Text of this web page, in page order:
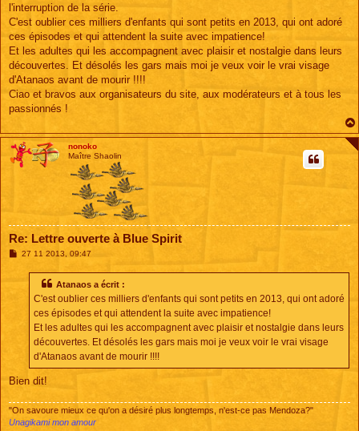
l'interruption de la série.
C'est oublier ces milliers d'enfants qui sont petits en 2013, qui ont adoré
ces épisodes et qui attendent la suite avec impatience!
Et les adultes qui les accompagnent avec plaisir et nostalgie dans leurs
découvertes. Et désolés les gars mais moi je veux voir le vrai visage
d'Atanaos avant de mourir !!!!
Ciao et bravos aux organisateurs du site, aux modérateurs et à tous les
passionnés !
nonoko
Maître Shaolin
Re: Lettre ouverte à Blue Spirit
M27 11 2013, 09:47
Atanaos a écrit :
C'est oublier ces milliers d'enfants qui sont petits en 2013, qui ont adoré
ces épisodes et qui attendent la suite avec impatience!
Et les adultes qui les accompagnent avec plaisir et nostalgie dans leurs
découvertes. Et désolés les gars mais moi je veux voir le vrai visage
d'Atanaos avant de mourir !!!!
Bien dit!
"On savoure mieux ce qu'on a désiré plus longtemps, n'est-ce pas Mendoza?"
Unagikami mon amour